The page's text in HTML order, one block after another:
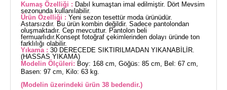
Kumaş Özelliği : Dabıl kumaştan imal edilmiştir. Dört Mevsim
sezonunda kullanılabilir.
Ürün Özelliği : Yeni sezon tesettür moda ürünüdür.
Astarsızdır. Bu ürün kombin değildir. Sadece pantolondan
oluşmaktadır. Cep mevcuttur. Pantolon beli
fermuarlıdır.Konsept fotoğraf çekimlerinden dolayı üründe ton
farklılığı olabilir.
Yıkama : 30 DERECEDE SIKTIRILMADAN YIKANABİLİR.
(HASSAS YIKAMA)
Modelin Ölçüleri: Boy: 168 cm, Göğüs: 85 cm, Bel: 67 cm,
Basen: 97 cm, Kilo: 63 kg.
(Modelin üzerindeki ürün 38 bedendir.)